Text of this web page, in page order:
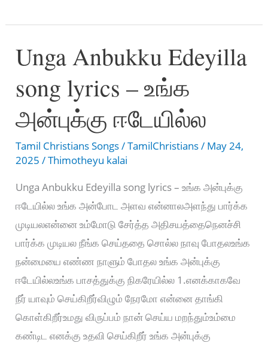
Tamil
Christian
Song
lyrics
Unga Anbukku Edeyilla
song lyrics – உங்க
அன்புக்கு ஈடேயில்ல
Tamil Christians Songs/TamilChristians/ May 24,
2025/Thimotheyu kalai
Unga Anbukku Edeyilla song lyrics – உங்க அன்புக்கு
ஈடேயில்ல உங்க அன்போட அளவ என்னாலஅளந்து பார்க்க
முடியலஎன்னை உம்மோடு சேர்த்த அதிசயத்தைநெனச்சி
பார்க்க முடியல நீங்க செய்ததை சொல்ல நாவு போதலஉங்க
நன்மையை எண்ண நாளும் போதல உங்க அன்புக்கு
ஈடேயில்லஉங்க பாசத்துக்கு நிகரேயில்ல 1.எனக்காகவே
நீர் யாவும் செய்கிறீர்விழும் நேரமோ என்னை தாங்கி
கொள்கிறீர்உமது விருப்பம் நான் செய்ய மறந்தும்உம்மை
கண்டிட எனக்கு உதவி செய்கிறீர் உங்க அன்புக்கு